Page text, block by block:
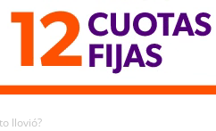
llovió?